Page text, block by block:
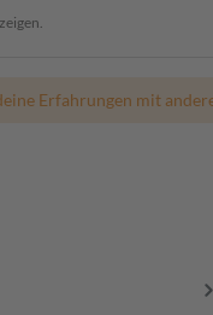
Erfahrungen mit